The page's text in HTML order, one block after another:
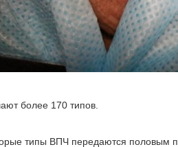
более 170 типов.
типы ВПЧ передаются половым